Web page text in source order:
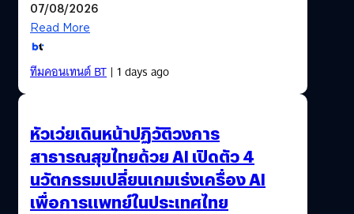
07/08/2026
Read More
ทีมคอนเทนต์ BT| 1 days ago
หัวเว่ยเดินหน้าปฏิวัติวงการ
สาธารณสุขไทยด้วย AI เปิดตัว 4
นวัตกรรมเปลี่ยนเกมเร่งเครื่อง AI
เพื่อการแพทย์ในประเทศไทย